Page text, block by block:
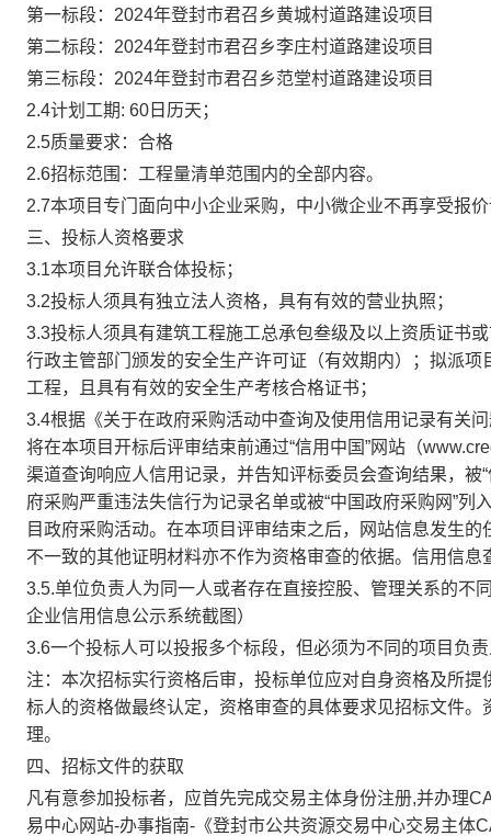
第一标段：2024年登封市君召乡黄城村道路建设项目
第二标段：2024年登封市君召乡李庄村道路建设项目
第三标段：2024年登封市君召乡范堂村道路建设项目
2.4计划工期: 60日历天；
2.5质量要求：合格
2.6招标范围：工程量清单范围内的全部内容。
2.7本项目专门面向中小企业采购，中小微企业不再享受报
三、投标人资格要求
3.1本项目允许联合体投标；
3.2投标人须具有独立法人资格，具有有效的营业执照；
3.3投标人须具有建筑工程施工总承包叁级及以上资质证书
行政主管部门颁发的安全生产许可证（有效期内）；拟派
工程，且具有有效的安全生产考核合格证书；
3.4根据《关于在政府采购活动中查询及使用信用记录有关
将在本项目开标后评审结束前通过“信用中国”网站（
渠道查询响应人信用记录，并告知评标委员会查询结果，
府采购严重违法失信行为记录名单或被“中国政府采购网”
目政府采购活动。在本项目评审结束之后，网站信息发生
不一致的其他证明材料亦不作为资格审查的依据。信用信
3.5.单位负责人为同一人或者存在直接控股、管理关系的不
企业信用信息公示系统截图）
3.6一个投标人可以投报多个标段，但必须为不同的项目负
注：本次招标实行资格后审，投标单位应对自身资格及所
标人的资格做最终认定，资格审查的具体要求见招标文件
理。
四、招标文件的获取
凡有意参加投标者，应首先完成交易主体身份注册,并办理
易中心网站-办事指南-《登封市公共资源交易中心交易主体